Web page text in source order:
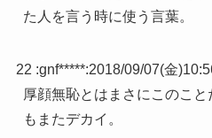
た人を言う時に使う言葉。
22 :gnf*****:2018/09/07(金
厚顔無恥とはまさにこのこ
もまたデカイ。